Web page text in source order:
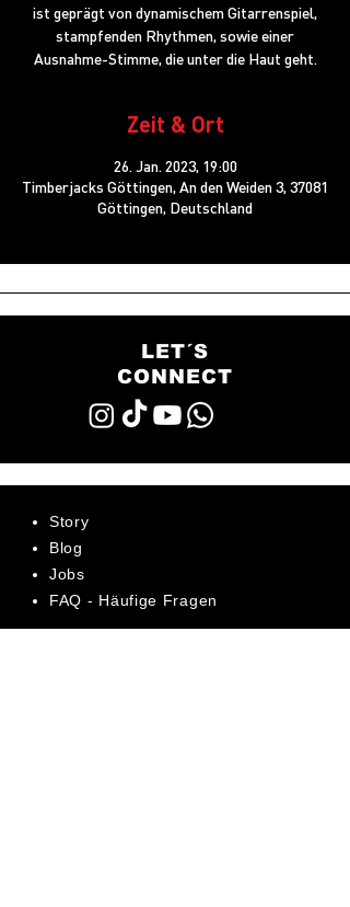
ist geprägt von dynamischem Gitarrenspiel,
stampfenden Rhythmen, sowie einer
Ausnahme-Stimme, die unter die Haut geht.
Zeit & Ort
26. Jan. 2023, 19:00
Timberjacks Göttingen, An den Weiden 3, 37081
Göttingen, Deutschland
LET´S
CONNECT
Story
Blog
Jobs
FAQ - Häufige Fragen